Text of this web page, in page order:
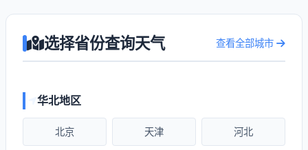
选择省份查询天气 查看全部城市
华北地区
北京 天津 河北